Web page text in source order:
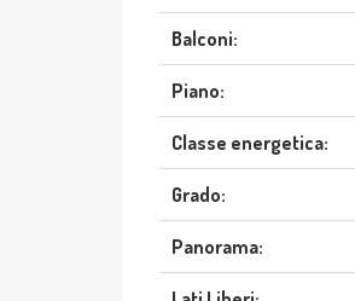
Balconi:
Piano:
Classe energetica:
Grado:
Panorama: